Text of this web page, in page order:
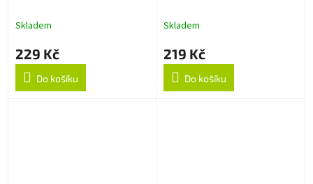
Skladem
229 Kč
Do košíku
Skladem
219 Kč
Do košíku